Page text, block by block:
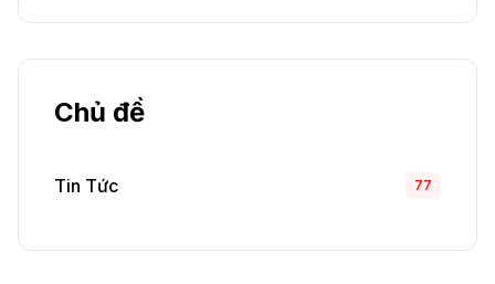
Chủ đề
Tin Tức 77